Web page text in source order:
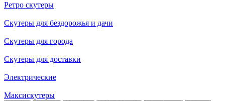
Ретро скутеры
Скутеры для бездорожья и дачи
Скутеры для города
Скутеры для доставки
Электрические
Максискутеры